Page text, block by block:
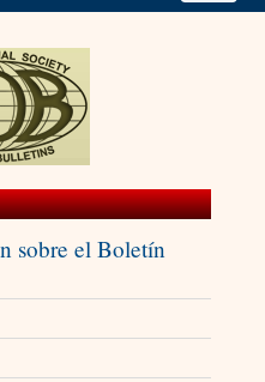
sobre el Boletín